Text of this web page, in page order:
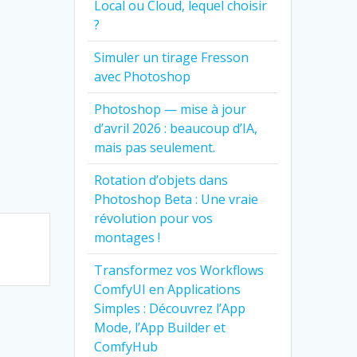
Local ou Cloud, lequel choisir
?
Simuler un tirage Fresson
avec Photoshop
Photoshop — mise à jour
d’avril 2026 : beaucoup d’IA,
mais pas seulement.
Rotation d’objets dans
Photoshop Beta : Une vraie
révolution pour vos
montages !
Transformez vos Workflows
ComfyUI en Applications
Simples : Découvrez l’App
Mode, l’App Builder et
ComfyHub